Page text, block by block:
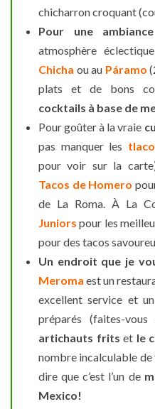
chicharron croquant
Pour une
atmosphère
Chicha ou au Páramo
plats et de bons
cocktails à base de
Pour goûter à la vraie
pas manquer les
pour voir sur la
Tacos de Homero
de La Roma. À La
Juniors pour les
pour des tacos
Un endroit que je
Meroma est un
excellent service et
préparés (faites-
artichauts frits et le
nombre incalculable
dire que c’est l’un de
Mexico!